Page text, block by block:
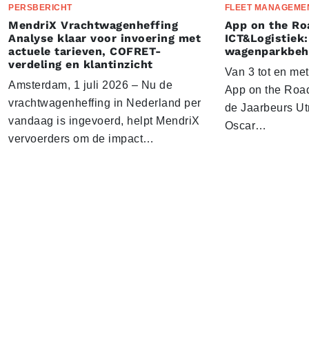
PERSBERICHT
MendriX Vrachtwagenheffing
Analyse klaar voor invoering met
actuele tarieven, COFRET-
verdeling en klantinzicht
Amsterdam, 1 juli 2026 – Nu de
vrachtwagenheffing in Nederland per
vandaag is ingevoerd, helpt MendriX
vervoerders om de impact…
FLEET
App on the
Van 3 tot en
App on the
de Jaarbeurs
Oscar…